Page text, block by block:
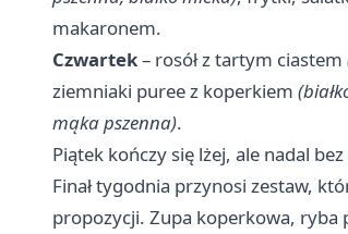
makaronem.
Czwartek– rosół z tartym ciastem
ziemniaki puree z koperkiem
mąka pszenna).
Piątek kończy się lżej, ale nadal
Finał tygodnia przynosi zestaw,
propozycji. Zupa koperkowa, ryba